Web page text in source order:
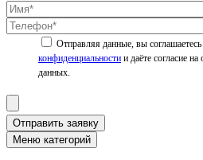
конфиденциальности
Отправить заявку
Меню категорий